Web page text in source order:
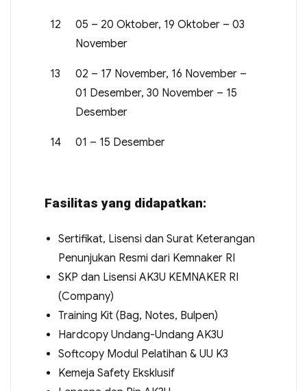
12
05 – 20 Oktober, 19 Oktober – 03
November
13
02 – 17 November, 16 November –
01 Desember, 30 November – 15
Desember
14 01 – 15 Desember
Fasilitas yang didapatkan:
Sertifikat, Lisensi dan Surat Keterangan
Penunjukan Resmi dari Kemnaker RI
SKP dan Lisensi AK3U KEMNAKER RI
(Company)
Training Kit (Bag, Notes, Bulpen)
Hardcopy Undang-Undang AK3U
Softcopy Modul Pelatihan & UU K3
Kemeja Safety Eksklusif